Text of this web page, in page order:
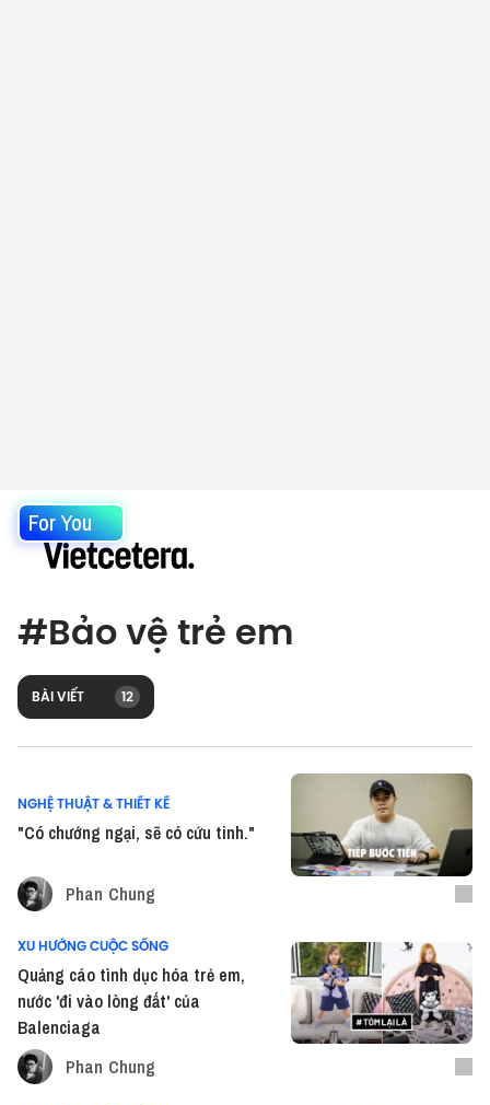
For You
#Bảo vệ trẻ em
BÀI VIẾT 12
NGHỆ THUẬT & THIẾT KẾ
"Có chướng ngại, sẽ có cứu tinh."
Phan Chung
XU HƯỚNG CUỘC SỐNG
Quảng cáo tình dục hóa trẻ em,
nước 'đi vào lòng đất' của
Balenciaga
Phan Chung